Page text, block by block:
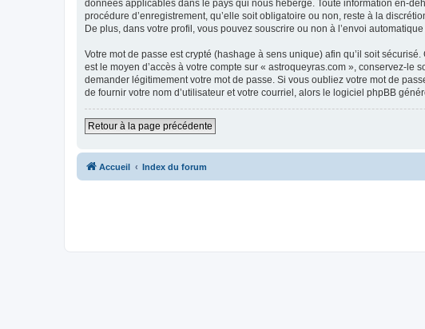
données applicables dans le pays qui nous héberge. Toute information en-
procédure d’enregistrement, qu’elle soit obligatoire ou non, reste à la
De plus, dans votre profil, vous pouvez souscrire ou non à l’envoi
Votre mot de passe est crypté (hashage à sens unique) afin qu’il soit
est le moyen d’accès à votre compte sur « astroqueyras.com », conservez-
demander légitimement votre mot de passe. Si vous oubliez votre mot de
de fournir votre nom d’utilisateur et votre courriel, alors le logiciel phpBB
Retour à la page précédente
Accueil Index du forum